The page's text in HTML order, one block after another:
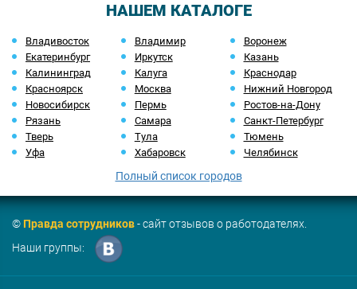
НАШЕМ КАТАЛОГЕ
Владивосток Владимир
Воронеж
Екатеринбург
Иркутск
Казань
Калининград
Калуга
Краснодар
Красноярск
Москва
Нижний Новгород
Новосибирск
Пермь
Ростов-на-Дону
Рязань
Самара
Санкт-Петербург
Тверь
Тула
Тюмень
Уфа
Хабаровск Челябинск
Полный список городов
©Правда сотрудников- сайт отзывов о работодателях.
Наши группы: